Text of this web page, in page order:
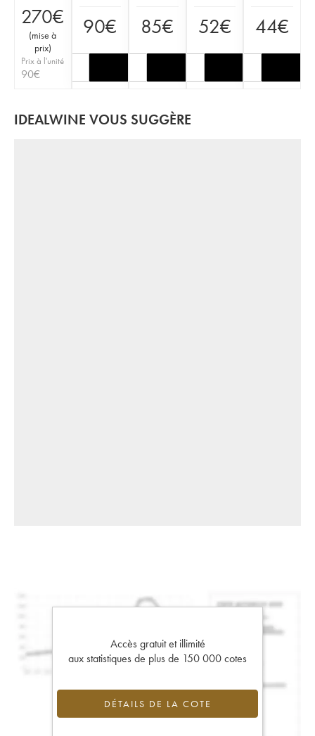
270€
(mise à
prix)
Prix à l'unité
90€
90€ 85€ 52€ 44€
IDEALWINE VOUS SUGGÈRE
Accès gratuit et illimité
aux statistiques de plus de 150 000 cotes
DÉTAILS DE LA COTE